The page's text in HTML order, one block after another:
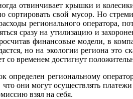
отвинчивает крышки и
сортировать свой мусор. Но
регионального оператора,
сразу на утилизацию и
финансовые модели, в
но на экологии региона это
со временем достигнут
региональному
они могут осуществлять платежи
взял на себя.